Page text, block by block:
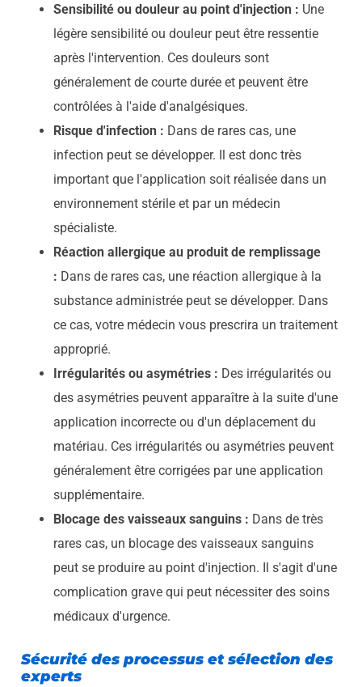
Sensibilité ou douleur au point d'injection : Une
légère sensibilité ou douleur peut être ressentie
après l'intervention. Ces douleurs sont
généralement de courte durée et peuvent être
contrôlées à l'aide d'analgésiques.
Risque d'infection : Dans de rares cas, une
infection peut se développer. Il est donc très
important que l'application soit réalisée dans un
environnement stérile et par un médecin
spécialiste.
Réaction allergique au produit de remplissage
: Dans de rares cas, une réaction allergique à la
substance administrée peut se développer. Dans
ce cas, votre médecin vous prescrira un traitement
approprié.
Irrégularités ou asymétries : Des irrégularités ou
des asymétries peuvent apparaître à la suite d'une
application incorrecte ou d'un déplacement du
matériau. Ces irrégularités ou asymétries peuvent
généralement être corrigées par une application
supplémentaire.
Blocage des vaisseaux sanguins : Dans de très
rares cas, un blocage des vaisseaux sanguins
peut se produire au point d'injection. Il s'agit d'une
complication grave qui peut nécessiter des soins
médicaux d'urgence.
Sécurité des processus et sélection des
experts